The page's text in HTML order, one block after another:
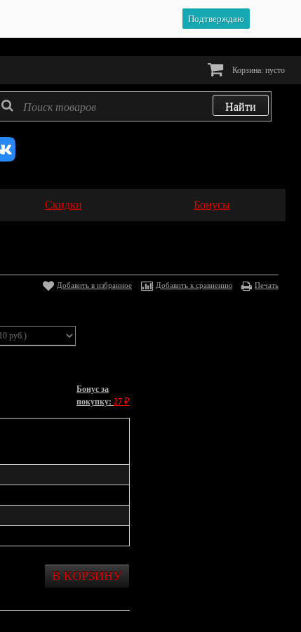
Подтверждаю
Корзина: пусто
Скидки Бонусы
Добавить в избранное Добавить к сравнению Печать
Бонус за
покупку: 27 ₽